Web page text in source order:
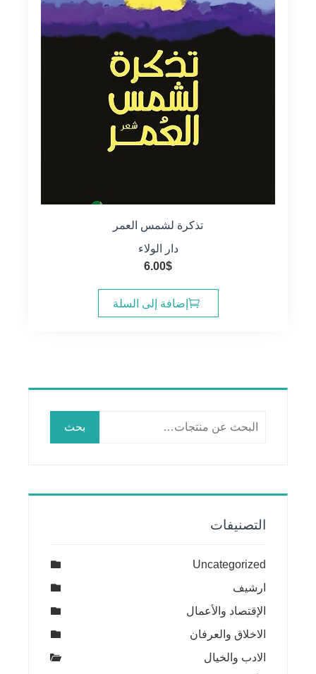
تذكرة لشمس العمر
دار الولاء
6.00$
إضافة إلى السلة
البحث
بحث
التصنيفات
Uncategorized
ارشيف
الإقتصاد والأعمال
الاخلاق والعرفان
الادب والخيال